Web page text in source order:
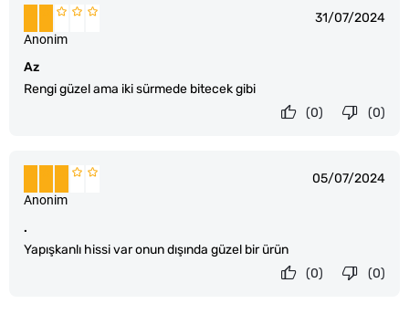
31/07/2024
Az
Rengi güzel ama iki sürmede bitecek gibi
Anonim
(0)
(0)
05/07/2024
.
Yapışkanlı hissi var onun dışında güzel bir ürün
Anonim
(0)
(0)